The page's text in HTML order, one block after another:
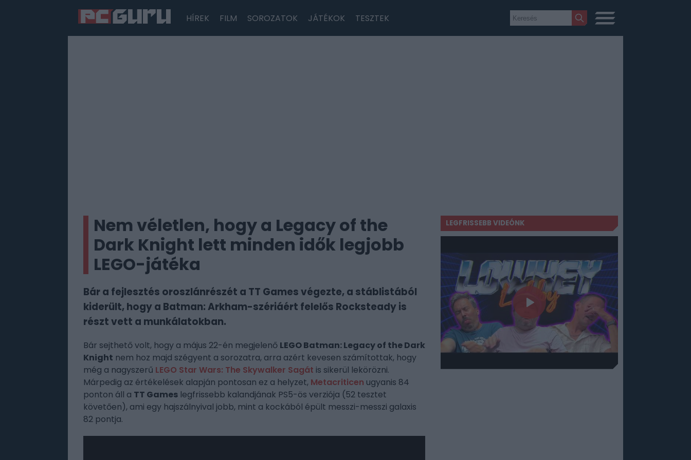
HÍREK FILM SOROZATOK JÁTÉKOK TESZTEK
Nem véletlen, hogy a Legacy of the
Dark Knight lett minden idők legjobb
LEGO-játéka
Bár a fejlesztés oroszlánrészét a TT Games végezte, a stáblistából
kiderült, hogy a Batman: Arkham-szériáért felelős Rocksteady is
részt vett a munkálatokban.
Bár sejthető volt, hogy a május 22-én megjelenő LEGO Batman: Legacy of the Dark
Knight nem hoz majd szégyent a sorozatra, arra azért kevesen számítottak, hogy
még a nagyszerű LEGO Star Wars: The Skywalker Sagát is sikerül lekörözni.
Márpedig az értékelések alapján pontosan ez a helyzet, Metacriticen ugyanis 84
ponton áll a TT Games legfrissebb kalandjának PS5-ös verziója (52 tesztet
követően), ami egy hajszálnyival jobb, mint a kockából épült messzi-messzi galaxis
82 pontja.
LEGFRISSEBB VIDEÓNK